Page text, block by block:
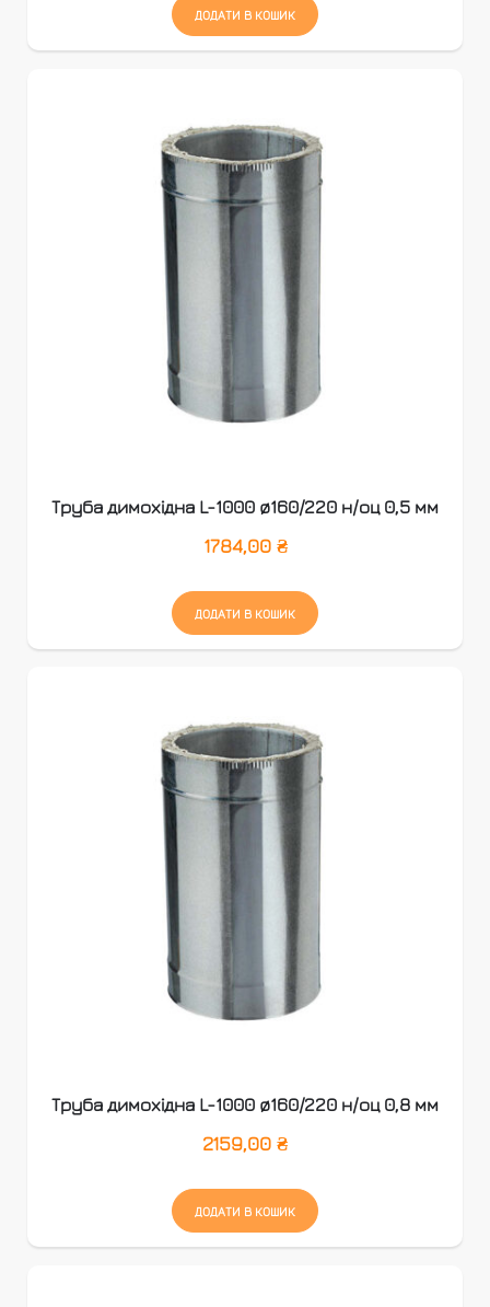
ДОДАТИ В КОШИК
Труба димохідна L-1000 ø160/220 н/оц 0,5 мм
1784,00 ₴
ДОДАТИ В КОШИК
Труба димохідна L-1000 ø160/220 н/оц 0,8 мм
2159,00 ₴
ДОДАТИ В КОШИК